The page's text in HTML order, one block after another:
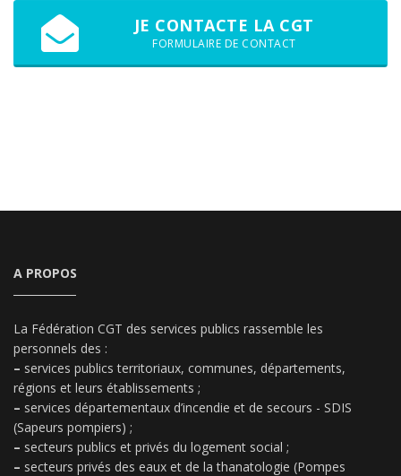
JE CONTACTE LA CGT
FORMULAIRE DE CONTACT
A PROPOS
La Fédération CGT des services publics rassemble les
personnels des :
– services publics territoriaux, communes, départements,
régions et leurs établissements ;
– services départementaux d’incendie et de secours - SDIS
(Sapeurs pompiers) ;
– secteurs publics et privés du logement social ;
– secteurs privés des eaux et de la thanatologie (Pompes